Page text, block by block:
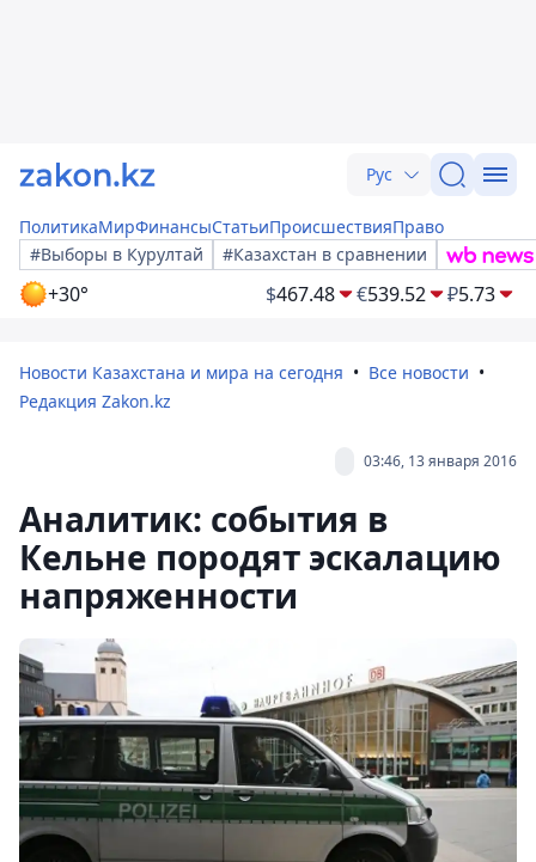
Рус
ПолитикаМирФинансыСтатьиПроисшествияПраво
#Выборы в Курултай
#Казахстан в сравнении
+30° $467.48 €539.52 ₽5.73
Новости Казахстана и мира на сегодня
Все новости
Редакция Zakon.kz
03:46, 13 января 2016
Аналитик: события в
Кельне породят эскалацию
напряженности